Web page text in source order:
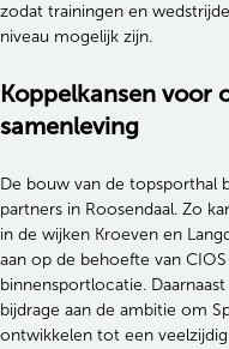
zodat trainingen en
niveau mogelijk zijn.
Koppelkansen voor
samenleving
De bouw van de topsporthal
partners in Roosendaal. Zo
in de wijken Kroeven en
aan op de behoefte van
binnensportlocatie.
bijdrage aan de ambitie om
ontwikkelen tot een